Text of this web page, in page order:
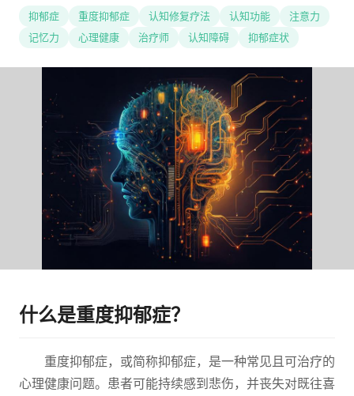
抑郁症 重度抑郁症 认知修复疗法 认知功能
注意力
记忆力
心理健康 治疗师 认知障碍 抑郁症状
什么是重度抑郁症？
重度抑郁症，或简称抑郁症，是一种常见且可治疗的
心理健康问题。患者可能持续感到悲伤，并丧失对既往喜